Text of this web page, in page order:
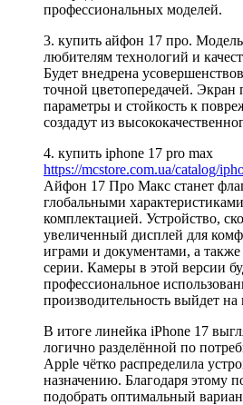
профессиональных моделей.
3. купить айфон 17 про. Модель
любителям технологий и
Будет внедрена
точной цветопередачей.
параметры и стойкость к
создадут из
4. купить iphone 17 pro max
https://mcstore.com.ua/catalog/
Айфон 17 Про Макс станет
глобальными
комплектацией. Устройство,
увеличенный дисплей для
играми и документами, а
серии. Камеры в этой версии
профессиональное
производительность выйдет
В итоге линейка iPhone 17
логично разделённой по
Apple чётко распределила
назначению. Благодаря этому
подобрать оптимальный